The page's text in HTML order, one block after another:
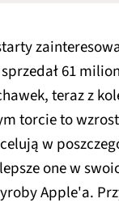
61
teraz z
torcie to
w
one w
Apple'a.